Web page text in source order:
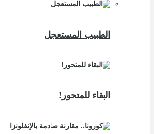
الطبيب المستعجل
البقاء للمتحور!